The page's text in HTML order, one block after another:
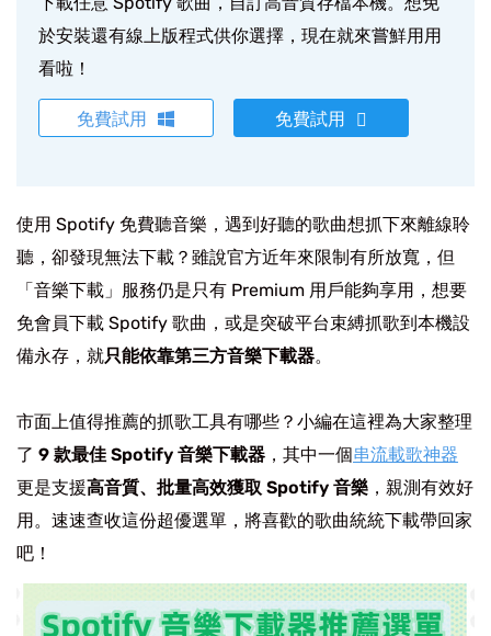
於安裝還有線上版程式供你選擇，現在就來嘗鮮用用
看啦！
免費試用 免費試用
使用 Spotify 免費聽音樂，遇到好聽的歌曲想抓下來離線聆
聽，卻發現無法下載？雖說官方近年來限制有所放寬，但
「音樂下載」服務仍是只有 Premium 用戶能夠享用，想要
免會員下載 Spotify 歌曲，或是突破平台束縛抓歌到本機設
備永存，就只能依靠第三方音樂下載器。
市面上值得推薦的抓歌工具有哪些？小編在這裡為大家整理
了 9 款最佳 Spotify 音樂下載器 ，其中一個串流載歌神器
更是支援高音質、批量高效獲取 Spotify 音樂 ，親測有效好
用。速速查收這份超優選單，將喜歡的歌曲統統下載帶回家
吧！